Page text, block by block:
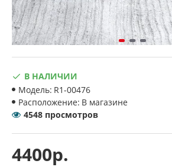
4400р.
В НАЛИЧИИ
Модель: R1-00476
Расположение: В магазине
4548 просмотров